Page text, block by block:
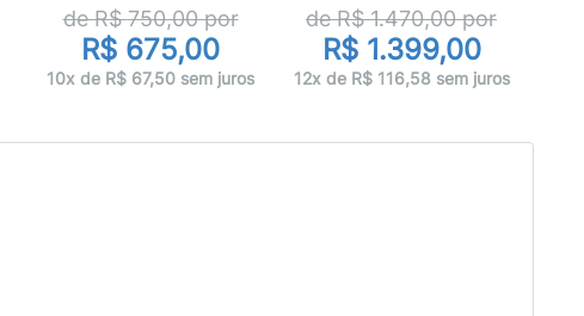
de R$750,00por
R$ 675,00
10x de R$ 67,50 sem juros
de R$1.470,00por
R$ 1.399,00
12x de R$ 116,58 sem juros